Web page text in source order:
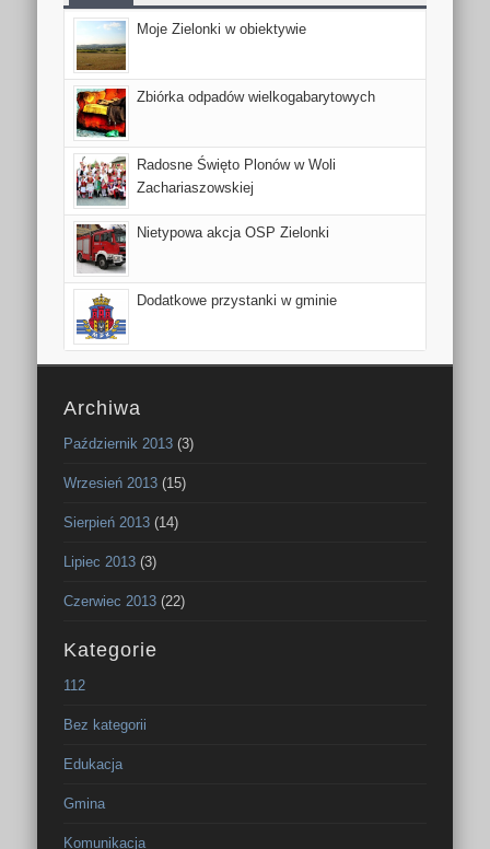
Moje Zielonki w obiektywie
Zbiórka odpadów wielkogabarytowych
Radosne Święto Plonów w Woli
Zachariaszowskiej
Nietypowa akcja OSP Zielonki
Dodatkowe przystanki w gminie
Archiwa
Październik 2013 (3)
Wrzesień 2013 (15)
Sierpień 2013 (14)
Lipiec 2013 (3)
Czerwiec 2013 (22)
Kategorie
112
Bez kategorii
Edukacja
Gmina
Komunikacja